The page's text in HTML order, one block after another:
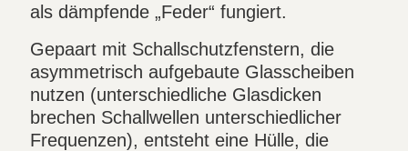
als dämpfende „Feder“ fungiert.
Gepaart mit Schallschutzfenstern, die
asymmetrisch aufgebaute Glasscheiben
nutzen (unterschiedliche Glasdicken
brechen Schallwellen unterschiedlicher
Frequenzen), entsteht eine Hülle, die